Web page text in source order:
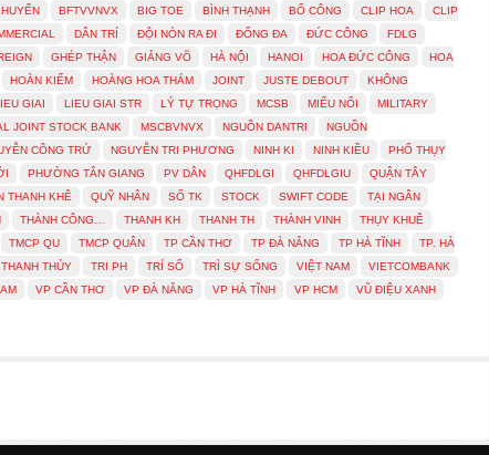
BFTVVNVX BIG TOE BÌNH THẠNH BỐ CÔNG CLIP HOA
CLIP
DÂN TRÍ ĐỘI NÓN RA ĐI ĐỐNG ĐA ĐỨC CÔNG
FDLG
GHÉP THẬN GIẢNG VÕ HÀ NỘI HANOI HOA ĐỨC CÔNG
HOA
HOÀN KIẾM HOÀNG HOA THÁM JOINT JUSTE DEBOUT
KHÔNG
GIAI LIEU GIAI STR LÝ TỰ TRỌNG MCSB MIẾU NỔI
MILITARY
JOINT STOCK BANK
MSCBVNVX NGUỒN DANTRI
NGUỒN
CÔNG TRỨ NGUYỄN TRI PHƯƠNG NINH KI NINH KIỀU
PHỐ THỤY
PHƯỜNG TÂN GIANG PV DÂN QHFDLGI QHFDLGIU
QUẬN TÂY
THANH KHÊ QUỸ NHÂN SỐ TK STOCK SWIFT CODE
TẠI NGÂN
THÀNH CÔNG… THANH KH THANH TH THÀNH VINH
THỤY KHUÊ
TMCP QU TMCP QUÂN TP CẦN THƠ TP ĐÀ NẴNG TP HÀ TĨNH
TP. HÀ
THỦY TRI PH TRÍ SỐ TRÌ SỰ SỐNG VIỆT NAM
VIETCOMBANK
VP CẦN THƠ VP ĐÀ NẴNG VP HÀ TĨNH VP HCM
VŨ ĐIỆU XANH